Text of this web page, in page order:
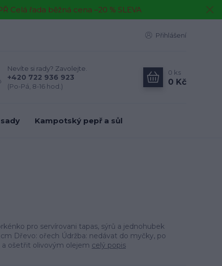
Celá řada běžná cena –20 % SLEVA
Přihlášení
Nevíte si rady? Zavolejte.
+420 722 936 923
(Po-Pá, 8-16 hod.)
0 ks
0 Kč
Kampotský pepř a sůl
pro servírovani tapas, sýrů a jednohubek
cm Dřevo: ořech Údržba: nedávat do myčky, po
ošetřit olivovým olejem celý popis